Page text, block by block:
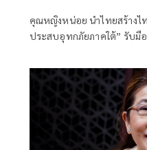
คุณหญิงหน่อย นำไทยสร้างไ
ประสบอุทกภัยภาคใต้” รับมื